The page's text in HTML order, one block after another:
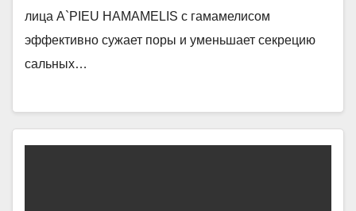
лица A`PIEU HAMAMELIS с гамамелисом
эффективно сужает поры и уменьшает секрецию
сальных…